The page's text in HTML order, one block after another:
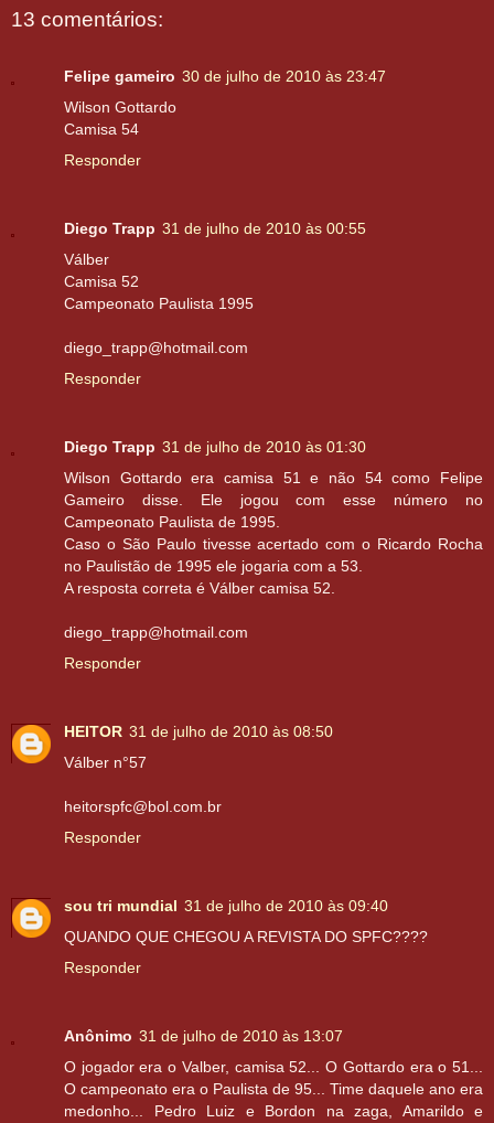
13 comentários:
Felipe gameiro 30 de julho de 2010 às 23:47
Wilson Gottardo
Camisa 54
Responder
Diego Trapp 31 de julho de 2010 às 00:55
Válber
Camisa 52
Campeonato Paulista 1995
diego_trapp@hotmail.com
Responder
Diego Trapp 31 de julho de 2010 às 01:30
Wilson Gottardo era camisa 51 e não 54 como Felipe
Gameiro disse. Ele jogou com esse número no
Campeonato Paulista de 1995.
Caso o São Paulo tivesse acertado com o Ricardo Rocha
no Paulistão de 1995 ele jogaria com a 53.
A resposta correta é Válber camisa 52.
diego_trapp@hotmail.com
Responder
HEITOR 31 de julho de 2010 às 08:50
Válber n°57
heitorspfc@bol.com.br
Responder
sou tri mundial 31 de julho de 2010 às 09:40
QUANDO QUE CHEGOU A REVISTA DO SPFC????
Responder
Anônimo 31 de julho de 2010 às 13:07
O jogador era o Valber, camisa 52... O Gottardo era o 51...
O campeonato era o Paulista de 95... Time daquele ano era
medonho... Pedro Luiz e Bordon na zaga, Amarildo e